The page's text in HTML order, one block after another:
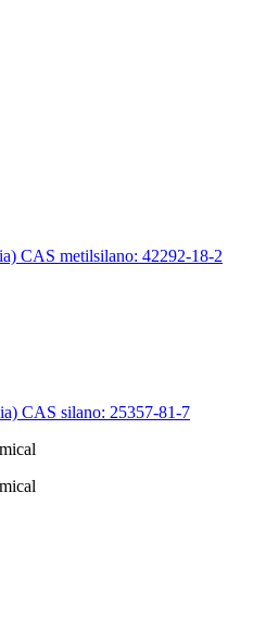
CAS metilsilano: 42292-18-2
CAS silano: 25357-81-7